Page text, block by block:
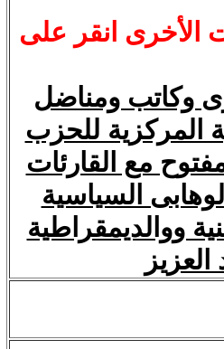
الأخرى انقر على
وكاتب ومناضل
للحزب
مع القارئات
السياسية
ووالديمقراطية